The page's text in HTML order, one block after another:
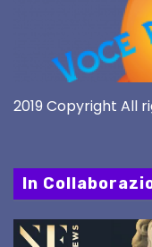
2019 Copyright All
In